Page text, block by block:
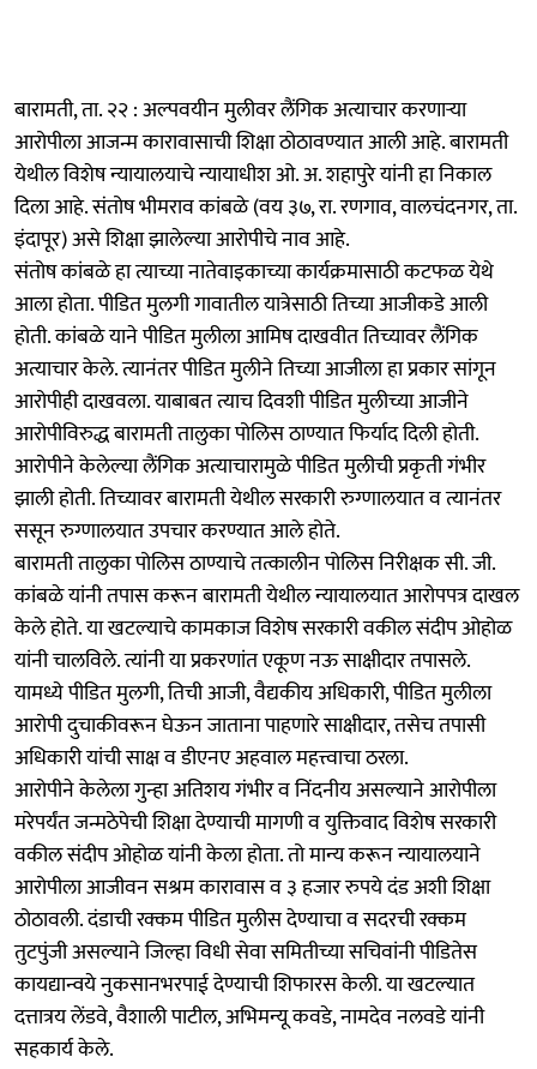
बारामती, ता. २२ : अल्पवयीन मुलीवर लैंगिक अत्याचार करणाऱ्या
आरोपीला आजन्म कारावासाची शिक्षा ठोठावण्यात आली आहे. बारामती
येथील विशेष न्यायालयाचे न्यायाधीश ओ. अ. शहापुरे यांनी हा निकाल
दिला आहे. संतोष भीमराव कांबळे (वय ३७, रा. रणगाव, वालचंदनगर, ता.
इंदापूर) असे शिक्षा झालेल्या आरोपीचे नाव आहे.
संतोष कांबळे हा त्याच्या नातेवाइकाच्या कार्यक्रमासाठी कटफळ येथे
आला होता. पीडित मुलगी गावातील यात्रेसाठी तिच्या आजीकडे आली
होती. कांबळे याने पीडित मुलीला आमिष दाखवीत तिच्यावर लैंगिक
अत्याचार केले. त्यानंतर पीडित मुलीने तिच्या आजीला हा प्रकार सांगून
आरोपीही दाखवला. याबाबत त्याच दिवशी पीडित मुलीच्या आजीने
आरोपीविरुद्ध बारामती तालुका पोलिस ठाण्यात फिर्याद दिली होती.
आरोपीने केलेल्या लैंगिक अत्याचारामुळे पीडित मुलीची प्रकृती गंभीर
झाली होती. तिच्यावर बारामती येथील सरकारी रुग्णालयात व त्यानंतर
ससून रुग्णालयात उपचार करण्यात आले होते.
बारामती तालुका पोलिस ठाण्याचे तत्कालीन पोलिस निरीक्षक सी. जी.
कांबळे यांनी तपास करून बारामती येथील न्यायालयात आरोपपत्र दाखल
केले होते. या खटल्याचे कामकाज विशेष सरकारी वकील संदीप ओहोळ
यांनी चालविले. त्यांनी या प्रकरणांत एकूण नऊ साक्षीदार तपासले.
यामध्ये पीडित मुलगी, तिची आजी, वैद्यकीय अधिकारी, पीडित मुलीला
आरोपी दुचाकीवरून घेऊन जाताना पाहणारे साक्षीदार, तसेच तपासी
अधिकारी यांची साक्ष व डीएनए अहवाल महत्त्वाचा ठरला.
आरोपीने केलेला गुन्हा अतिशय गंभीर व निंदनीय असल्याने आरोपीला
मरेपर्यंत जन्मठेपेची शिक्षा देण्याची मागणी व युक्तिवाद विशेष सरकारी
वकील संदीप ओहोळ यांनी केला होता. तो मान्य करून न्यायालयाने
आरोपीला आजीवन सश्रम कारावास व ३ हजार रुपये दंड अशी शिक्षा
ठोठावली. दंडाची रक्कम पीडित मुलीस देण्याचा व सदरची रक्कम
तुटपुंजी असल्याने जिल्हा विधी सेवा समितीच्या सचिवांनी पीडितेस
कायद्यान्वये नुकसानभरपाई देण्याची शिफारस केली. या खटल्यात
दत्तात्रय लेंडवे, वैशाली पाटील, अभिमन्यू कवडे, नामदेव नलवडे यांनी
सहकार्य केले.